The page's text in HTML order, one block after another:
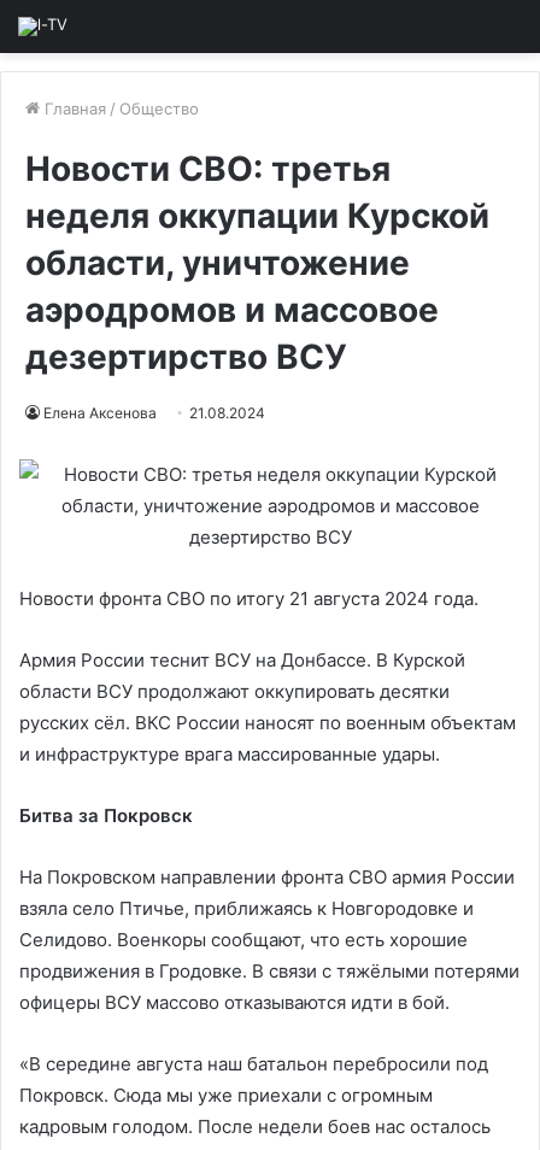
Главная / Общество
Новости СВО: третья
неделя оккупации Курской
области, уничтожение
аэродромов и массовое
дезертирство ВСУ
Елена Аксенова 21.08.2024
Новости фронта СВО по итогу 21 августа 2024 года.
Армия России теснит ВСУ на Донбассе. В Курской
области ВСУ продолжают оккупировать десятки
русских сёл. ВКС России наносят по военным объектам
и инфраструктуре врага массированные удары.
Битва за Покровск
На Покровском направлении фронта СВО армия России
взяла село Птичье, приближаясь к Новгородовке и
Селидово. Военкоры сообщают, что есть хорошие
продвижения в Гродовке. В связи с тяжёлыми потерями
офицеры ВСУ массово отказываются идти в бой.
«В середине августа наш батальон перебросили под
Покровск. Сюда мы уже приехали с огромным
кадровым голодом. После недели боев нас осталось